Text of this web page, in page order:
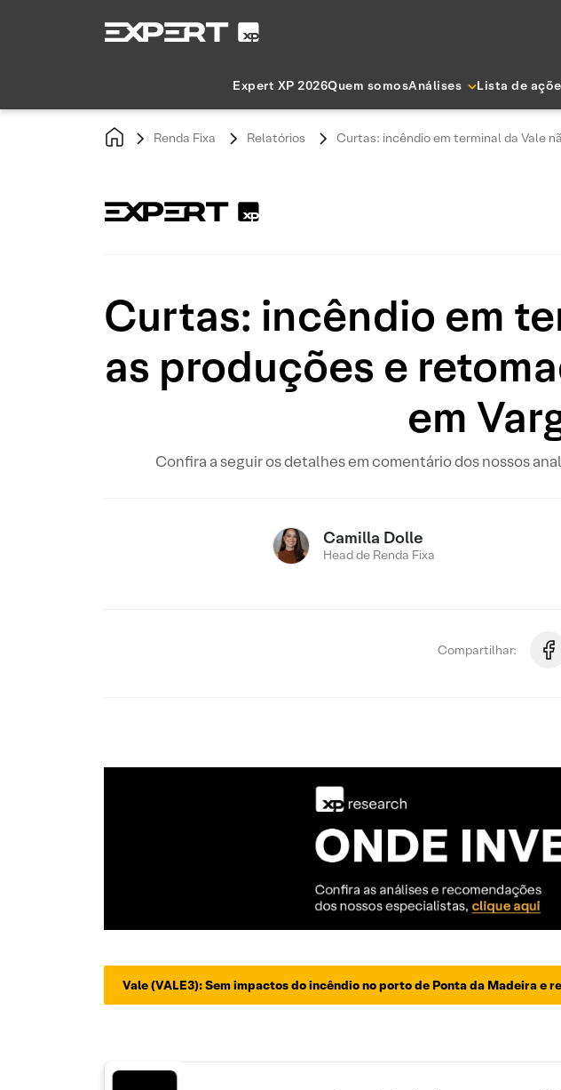
Expert XP 2026Quem somosAnálises Lista de
Renda Fixa Relatórios Curtas: incêndio em terminal da Vale
Curtas: incêndio em
as produções e
em
Confira a seguir os detalhes em comentário dos nossos
Camilla Dolle
Head de Renda Fixa
Compartilhar:
Vale (VALE3): Sem impactos do incêndio no porto de Ponta da Madeira e